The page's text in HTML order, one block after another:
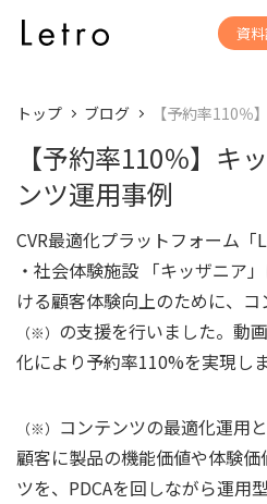
資
トップ ブログ 【予約率110％
【予約率110％】キ
ンツ運用事例
CVR最適化プラットフォーム
・社会体験施設 「キッザニア
ける顧客体験向上のために、
（※） の支援を行いました。動
化により予約率110%を実現し
（※） コンテンツの最適化運用
顧客に製品の機能価値や体験
ツを、PDCAを回しながら運用